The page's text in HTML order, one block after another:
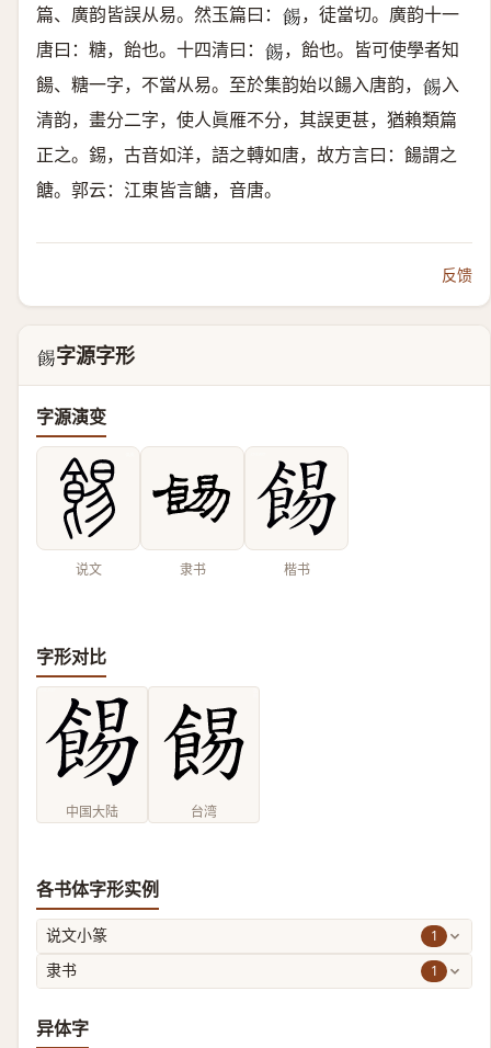
篇、廣韵皆誤从易。然玉篇曰： 𩛿 ，徒當切。廣韵十一
唐曰：糖，飴也。十四清曰： 𩛿 ，飴也。皆可使學者知
餳、糖一字，不當从易。至於集韵始以餳入唐韵， 𩛿 入
清韵，畫分二字，使人眞雁不分，其誤更甚，猶賴類篇
正之。錫，古音如洋，語之轉如唐，故方言曰：餳謂之
餹。郭云：江東皆言餹，音唐。
反馈
𩛿 字源字形
字源演变
说文 隶书 楷书
字形对比
中国大陆 台湾
各书体字形实例
说文小篆 1
隶书 1
异体字